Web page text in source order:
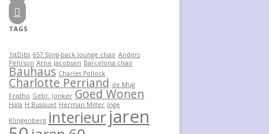

TAGS
1stDibs 657 Sling-back lounge chair Anders
Pehrson Arne Jacobsen Barcelona chair
Bauhaus Charles Pollock
Charlotte Perriand de Mug
Fristho Gebr. Jonker Goed Wonen
Hala H Busquet Herman Miller Inge
Klingenberg interieur jaren